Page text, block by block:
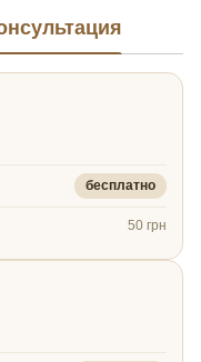
бесплатно
50 грн